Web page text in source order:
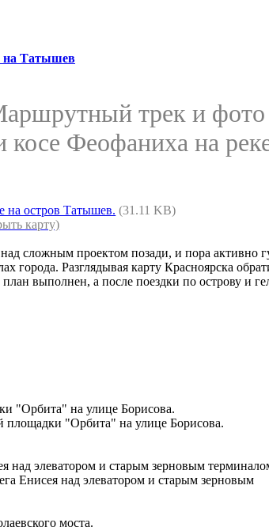
на Татышев
трек и фото
Феофаниха на
на остров Татышев. (31.11 KB)
карту)
сложным проектом позади, и пора активно
города. Разглядывая карту Красноярска
выполнен, а после поездки по острову и
площадки "Орбита" на улице Борисова.
Енисея над элеватором и старым зерновым